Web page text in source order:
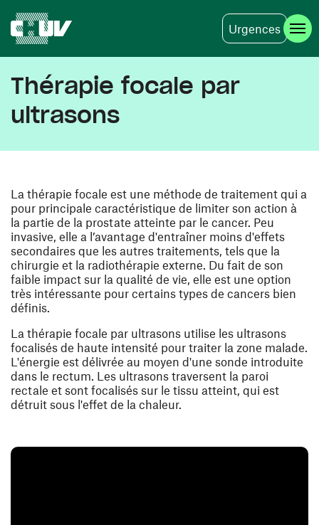
Urgences
Thérapie focale par
ultrasons
La thérapie focale est une méthode de traitement qui a
pour principale caractéristique de limiter son action à
la partie de la prostate atteinte par le cancer. Peu
invasive, elle a l’avantage d'entraîner moins d'effets
secondaires que les autres traitements, tels que la
chirurgie et la radiothérapie externe. Du fait de son
faible impact sur la qualité de vie, elle est une option
très intéressante pour certains types de cancers bien
définis.
La thérapie focale par ultrasons utilise les ultrasons
focalisés de haute intensité pour traiter la zone malade.
L'énergie est délivrée au moyen d'une sonde introduite
dans le rectum. Les ultrasons traversent la paroi
rectale et sont focalisés sur le tissu atteint, qui est
détruit sous l'effet de la chaleur.